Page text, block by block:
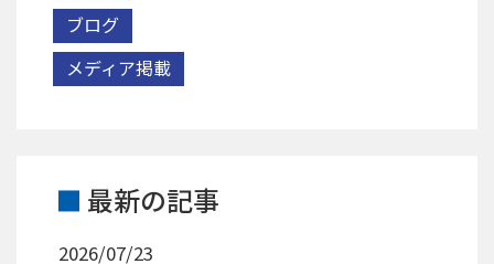
ブログ
メディア掲載
最新の記事
2026/07/23